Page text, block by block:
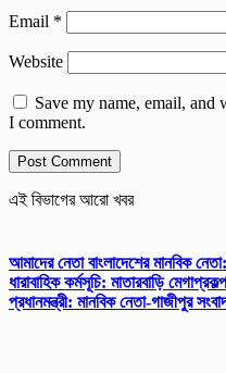
Email *
Website
Save my name, email, and
I comment.
এই বিভাগের আরো খবর
আমাদের নেতা বাংলাদেশের মানবিক নেতা:
ধারাবাহিক কর্মসূচি: মাতারবাড়ি
প্রধানমন্ত্রী: মানবিক নেতা-গাজীপুর